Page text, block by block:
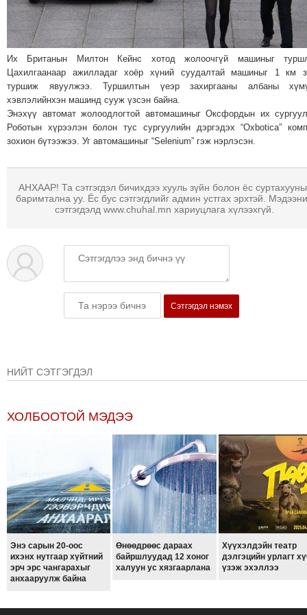
МЭДЭХҮЙ
ТЕХНОЛОГИ
ҮЙЛДВЭРИЙН
ЭРГЭН
ТОЙРОНД
ХАВРЫН
ЧУУЛГАНЫ
"ОУВС"-
ТОЙРОНД
"ЖИ
ТАЙМ"ЫН
ОСЛЫН
ЭРГЭН
ТӨВСИЙН
ЕРӨНХИЙЛӨГЧИЙН
СОНГУУЛИЙН
ЭРГЭН
ТОЙРОНД
29
ДҮГЭЭР
ЭРГЭН
Их Британын Милтон Кейнс хотод жолоочгүй машиныг
Цахилгаанаар ажилладаг хоёр хүний суудалтай машиныг 1 км
туршиж явуулжээ. Туршилтын үеэр захиргааны албаны
хэвлэлийнхэн машинд сууж үзсэн байна.
Энэхүү автомат жолоодлогтой автомашиныг Оксфордын их
Роботын хүрээлэн болон тус сургуулийн дэргэдэх “Oxbotica”
зохион бүтээжээ. Уг автомашиныг “Selenium” гэж нэрлэсэн.
АНХААР! Та сэтгэгдэл бичихдээ хууль зүйн болон ёс
баримтална уу. Ёс бус сэтгэгдлийг админ устгах эрхтэй.
сэтгэгдэлд www.chuhal.mn хариуцлага хүлээхгүй.
Сэтгэгдэл нэмэх
НИЙТ СЭТГЭГДЭЛ
ХОЛБООТОЙ МЭДЭЭ
Энэ сарын 20-оос
ихэнх нутгаар хүйтний
эрч эрс чангарахыг
анхааруулж байна
Өнөөдрөөс дараах
байршлуудад 12 хоног
халуун ус хязгаарлана
Хүүхэлдэйн театр
дэлгэцийн урлагт
үзэж эхэллээ